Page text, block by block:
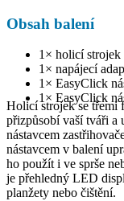
Obsah balení
1× holicí strojek
1× napájecí
1× EasyClick
1× EasyClick
Holicí strojek se
přizpůsobí vaší tváři a
nástavcem
nástavcem v balení
ho použít i ve sprše
je přehledný LED
planžety nebo čištění.